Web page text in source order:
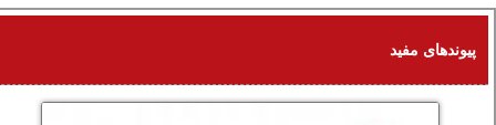
پیوندهای مفید